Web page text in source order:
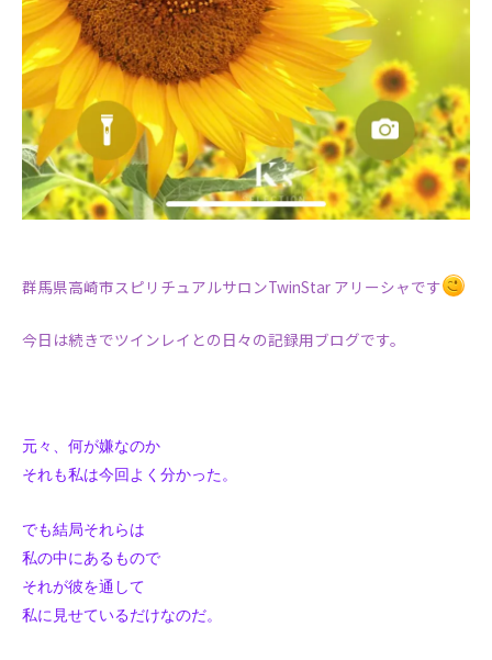
群馬県高崎市スピリチュアルサロンTwinStar アリーシャです
今日は続きでツインレイとの日々の記録用ブログです。
元々、何が嫌なのか
それも私は今回よく分かった。
でも結局それらは
私の中にあるもので
それが彼を通して
私に見せているだけなのだ。